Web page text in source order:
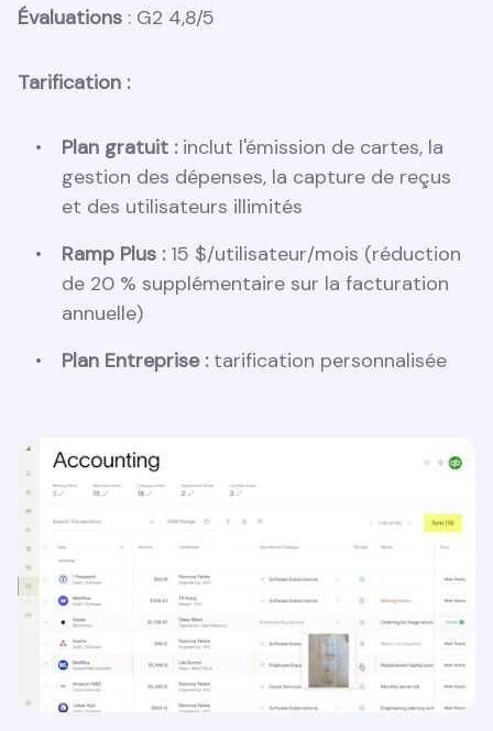
Évaluations : G2 4,8/5
Tarification :
Plan gratuit :inclut l'émission de cartes, la
gestion des dépenses, la capture de reçus
et des utilisateurs illimités
Ramp Plus :15 $/utilisateur/mois (réduction
de 20 % supplémentaire sur la facturation
annuelle)
Plan Entreprise :tarification personnalisée